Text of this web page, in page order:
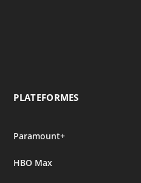
PLATEFORMES
Paramount+
HBO Max